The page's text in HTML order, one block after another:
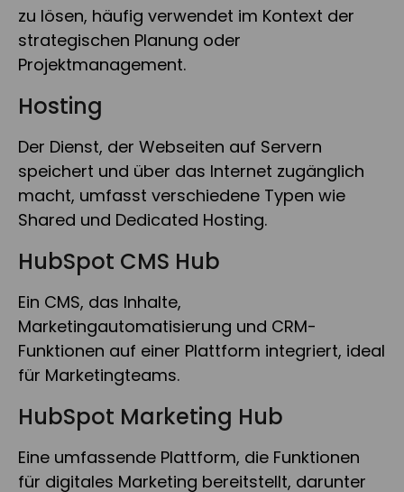
zu lösen, häufig verwendet im Kontext der
strategischen Planung oder
Projektmanagement.
Hosting
Der Dienst, der Webseiten auf Servern
speichert und über das Internet zugänglich
macht, umfasst verschiedene Typen wie
Shared und Dedicated Hosting.
HubSpot CMS Hub
Ein CMS, das Inhalte,
Marketingautomatisierung und CRM-
Funktionen auf einer Plattform integriert, ideal
für Marketingteams.
HubSpot Marketing Hub
Eine umfassende Plattform, die Funktionen
für digitales Marketing bereitstellt, darunter